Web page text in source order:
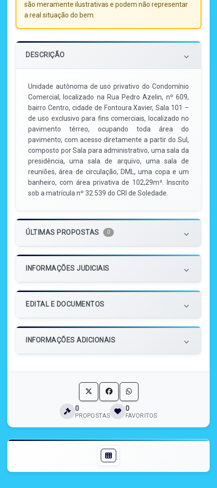
são meramente ilustrativas e podem não representar
a real situação do bem.
DESCRIÇÃO keyboard_arrow_down
Unidade autônoma de uso privativo do Condomínio
Comercial, localizado na Rua Pedro Azelin, nº 609,
bairro Centro, cidade de Fontoura Xavier, Sala 101 –
de uso exclusivo para fins comerciais, localizado no
pavimento térreo, ocupando toda área do
pavimento, com acesso diretamente a partir do Sul,
composto por Sala para administrativo, uma sala da
presidência, uma sala de arquivo, uma sala de
reuniões, área de circulação, DML, uma copa e um
banheiro, com área privativa de 102,29m². Inscrito
sob a matrícula nº 32.539 do CRI de Soledade.
ÚLTIMAS PROPOSTAS 0 keyboard_arrow_down
INFORMAÇÕES JUDICIAIS keyboard_arrow_down
EDITAL E DOCUMENTOS keyboard_arrow_down
INFORMAÇÕES ADICIONAIS keyboard_arrow_down
0
PROPOSTAS
0
FAVORITOS